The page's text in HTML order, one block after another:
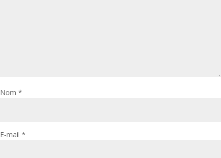
Nom *
E-mail *